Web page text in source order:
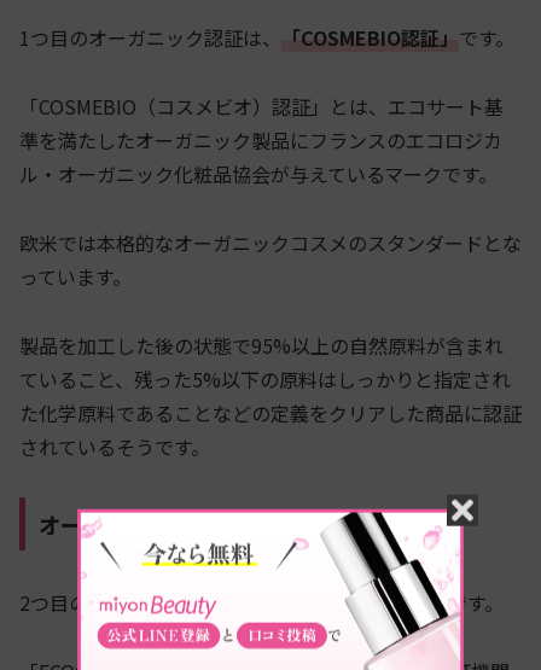
1つ目のオーガニック認証は、 「COSMEBIO認証」 です。
「COSMEBIO（コスメビオ）認証」とは、エコサート基
準を満たしたオーガニック製品にフランスのエコロジカ
ル・オーガニック化粧品協会が与えているマークです。
欧米では本格的なオーガニックコスメのスタンダードとな
っています。
製品を加工した後の状態で95%以上の自然原料が含まれ
ていること、残った5%以下の原料はしっかりと指定され
た化学原料であることなどの定義をクリアした商品に認証
されているそうです。
オーガニック認証②ECOCERT認証
2つ目のオーガニック認証は、 「​​ECOCERT認証」です。